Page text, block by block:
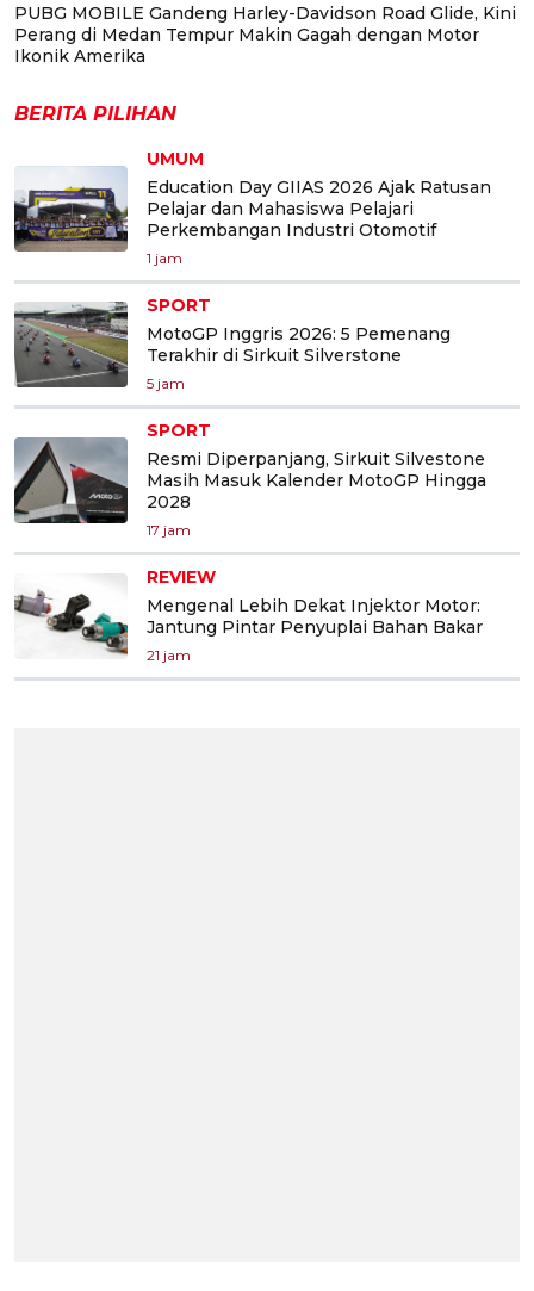
PUBG MOBILE Gandeng Harley-Davidson Road Glide, Kini
Perang di Medan Tempur Makin Gagah dengan Motor
Ikonik Amerika
BERITA PILIHAN
UMUM
Education Day GIIAS 2026 Ajak Ratusan
Pelajar dan Mahasiswa Pelajari
Perkembangan Industri Otomotif
1 jam
SPORT
MotoGP Inggris 2026: 5 Pemenang
Terakhir di Sirkuit Silverstone
5 jam
SPORT
Resmi Diperpanjang, Sirkuit Silvestone
Masih Masuk Kalender MotoGP Hingga
2028
17 jam
REVIEW
Mengenal Lebih Dekat Injektor Motor:
Jantung Pintar Penyuplai Bahan Bakar
21 jam